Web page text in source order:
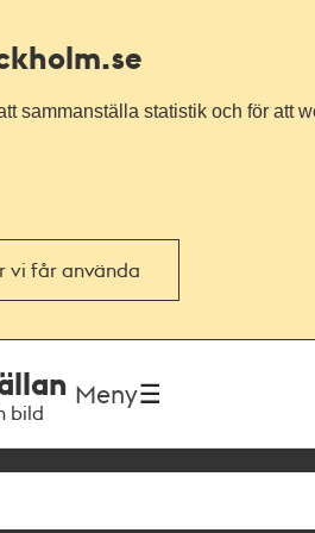
sammanställa statistik och för att
vi får använda
bild
Meny